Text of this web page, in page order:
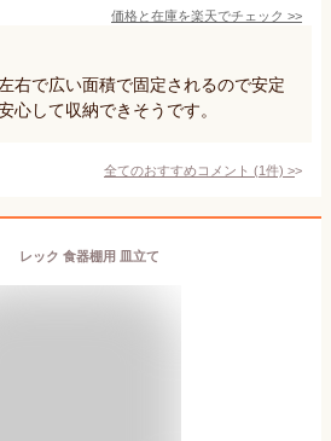
価格と在庫を楽天でチェック >>
右で広い面積で固定されるので安定
心して収納できそうです。
全てのおすすめコメント (1件) >
レック 食器棚用 皿立て